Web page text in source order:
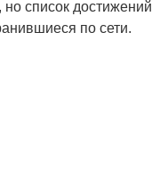
список достижений
по сети.